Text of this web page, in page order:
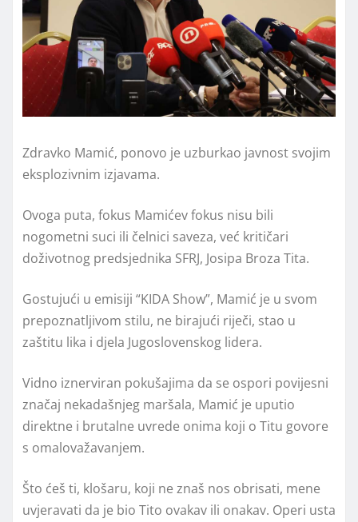
Zdravko Mamić, ponovo je uzburkao javnost svojim
eksplozivnim izjavama.
Ovoga puta, fokus Mamićev fokus nisu bili
nogometni suci ili čelnici saveza, već kritičari
doživotnog predsjednika SFRJ, Josipa Broza Tita.
Gostujući u emisiji “KIDA Show”, Mamić je u svom
prepoznatljivom stilu, ne birajući riječi, stao u
zaštitu lika i djela Jugoslovenskog lidera.
Vidno iznerviran pokušajima da se ospori povijesni
značaj nekadašnjeg maršala, Mamić je uputio
direktne i brutalne uvrede onima koji o Titu govore
s omalovažavanjem.
Što ćeš ti, klošaru, koji ne znaš nos obrisati, mene
uvjeravati da je bio Tito ovakav ili onakav. Operi usta